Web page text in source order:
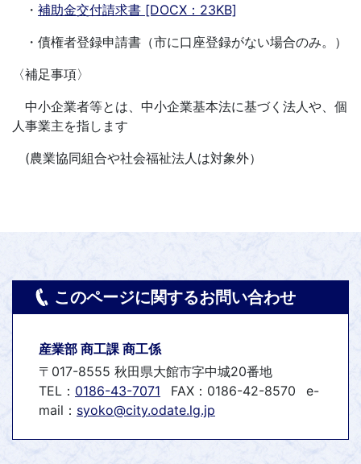
・ 補助金交付請求書 [DOCX：23KB]
・債権者登録申請書（市に口座登録がない場合のみ。）
〈補足事項〉
中小企業者等とは、中小企業基本法に基づく法人や、個
人事業主を指します
(農業協同組合や社会福祉法人は対象外）
このページに関するお問い合わせ
産業部 商工課 商工係
〒017-8555 秋田県大館市字中城20番地
TEL： 0186-43-7071 FAX：0186-42-8570
e-
mail： syoko@city.odate.lg.jp